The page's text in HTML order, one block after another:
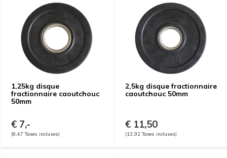
1,25kg disque
fractionnaire caoutchouc
50mm
€ 7,-
(8,47 Taxes incluses)
2,5kg disque fractionnaire
caoutchouc 50mm
€ 11,50
(13,92 Taxes incluses)